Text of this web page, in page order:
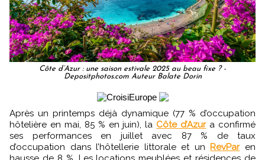
Côte d’Azur : une saison estivale 2025 au beau fixe ? -
Depositphotos.com Auteur Balate Dorin
Après un printemps déjà dynamique (77 % d’occupation
hôtelière en mai, 85 % en juin), la Côte d’Azura confirmé
ses performances en juillet avec 87 % de taux
d’occupation dans l’hôtellerie littorale et un RevParen